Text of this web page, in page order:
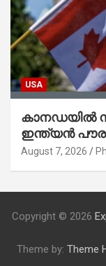
USA
കാനഡയിൽ
ഇന്ത്യൻ
August 7, 2026
Copyright © 2026
Theme by: Theme